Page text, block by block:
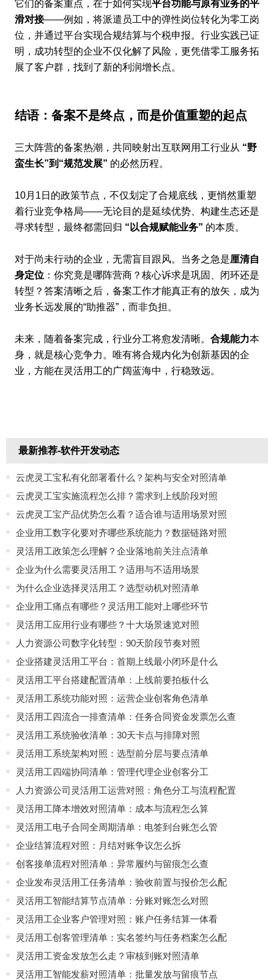
它们的备案重点，在于如何实现平台功能与原有业务的平
滑对接——例如，将派遣员工中的弹性岗位转化为零工岗
位，并通过平台实现合规结算与个税申报。行业实践已证
明，成功转型的企业不仅化解了风险，更凭借零工服务拓
展了客户群，找到了新的利润增长点。
结语：备案不是终点，而是价值重塑的起点
三大阵营的备案热潮，共同映射出互联网用工行业从 “野
蛮生长”到“规范发展” 的必然历程。
10月1日的政策节点，不仅划定了合规底线，更悄然重塑
着行业竞争格局——无论目的是延续优势、构建生态还是
寻求转型，最终都需回归 “以合规赋能业务” 的本质。
对于尚未行动的企业，无需盲目跟风。当务之急是厘清自
身定位：你究竟是哪阵营商？核心诉求是巩固、闭环还是
转型？答案清晰之后，备案工作才能真正有的放矢，成为
业务长远发展的“助推器”，而非负担。
未来，随着备案完成，行业分工将愈发清晰。 合规能力本
身，就是核心竞争力。唯有将合规内化为创新基因的企
业，方能在灵活用工的广阔蓝海中，行稳致远。
最新推荐-软件开发动态
云虎灵工宝私有化部署看什么？架构与安全对照清单
云虎灵工宝实施流程怎么排？需求到上线阶段对照
云虎灵工宝产品优势怎么看？适合谁与适用场景对照
企业用工数字化要对齐哪些系统能力？数据链路对照
灵活用工政策怎么理解？企业落地前关注点清单
企业为什么需要灵活用工？适用与不适用场景
为什么企业选择灵活用工？选型动机对照清单
企业用工痛点有哪些？灵活用工能对上哪些环节
灵活用工应用行业有哪些？十大场景速览对照
人力资源公司数字化转型：90天阶段节奏对照
企业搭建灵活用工平台：首期上线最小闭环是什么
灵活用工平台搭建配置清单：上线前要拍板什么
灵活用工系统功能对照：运营企业创客角色清单
灵活用工四流合一排查清单：任务合同资金发票怎么查
灵活用工系统验收清单：30天卡点与排障对照
灵活用工系统架构对照：选型前分层与要点清单
灵活用工四端协同清单：管理代理企业创客分工
人力资源公司灵活用工运营对照：角色分工与流程配置
灵活用工降本增效对照清单：成本与流程怎么算
灵活用工电子合同全周期清单：电签到台账怎么管
企业结算流程对照：月结对账争议怎么拆
创客接单流程对照清单：异常履约与留痕怎么查
企业发布灵活用工任务清单：验收前置与报价怎么配
灵活用工智能结算节点清单：分账对账怎么对照
灵活用工企业客户管理对照：账户任务结算一体看
灵活用工创客管理清单：实名签约与任务档案怎么配
灵活用工资金发放怎么走？审核到账对照清单
灵活用工智能发薪对照清单：批量发放与留痕节点